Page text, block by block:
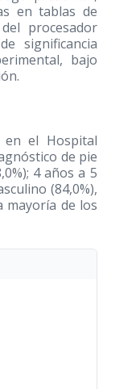
en tablas de
procesador
significancia
bajo
en el Hospital
de pie
4 años a 5
(84,0%),
mayoría de los